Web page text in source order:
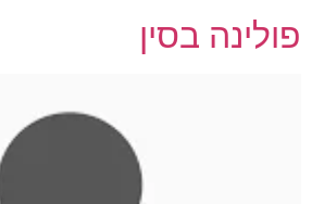
פולינה בסין